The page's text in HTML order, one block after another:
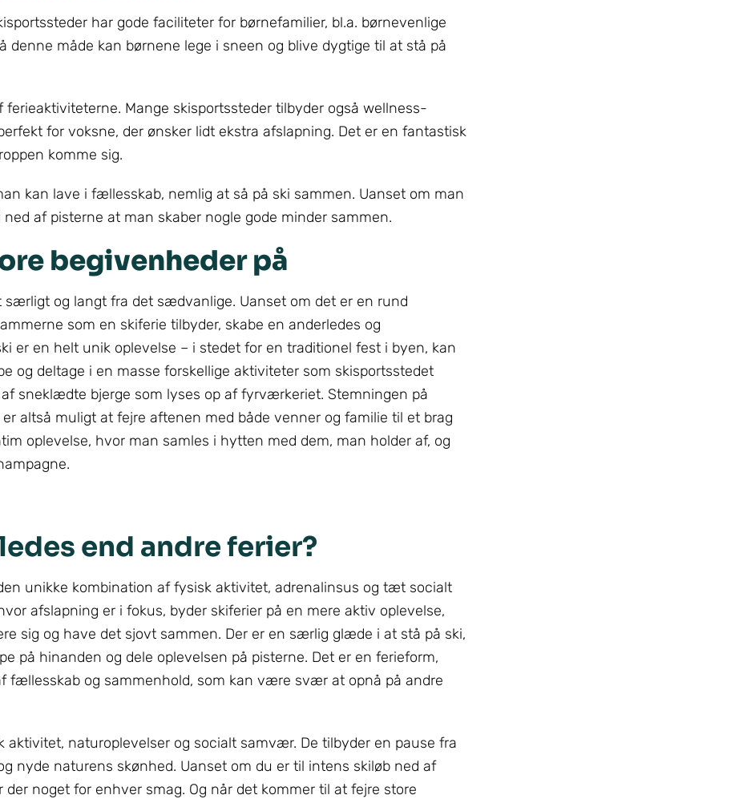
har gode faciliteter for børnefamilier, bl.a. børnevenlige
denne måde kan børnene lege i sneen og blive dygtige til at stå på
Mange skisportssteder tilbyder også wellness-
for voksne, der ønsker lidt ekstra afslapning. Det er en fantastisk
komme sig.
kan lave i fællesskab, nemlig at så på ski sammen. Uanset om man
af pisterne at man skaber nogle gode minder sammen.
begivenheder på
og langt fra det sædvanlige. Uanset om det er en rund
som en skiferie tilbyder, skabe en anderledes og
er en helt unik oplevelse – i stedet for en traditionel fest i byen, kan
og deltage i en masse forskellige aktiviteter som skisportsstedet
sneklædte bjerge som lyses op af fyrværkeriet. Stemningen på
altså muligt at fejre aftenen med både venner og familie til et brag
oplevelse, hvor man samles i hytten med dem, man holder af, og
end andre ferier?
unikke kombination af fysisk aktivitet, adrenalinsus og tæt socialt
afslapning er i fokus, byder skiferier på en mere aktiv oplevelse,
sig og have det sjovt sammen. Der er en særlig glæde i at stå på ski,
på hinanden og dele oplevelsen på pisterne. Det er en ferieform,
fællesskab og sammenhold, som kan være svær at opnå på andre
naturoplevelser og socialt samvær. De tilbyder en pause fra
nyde naturens skønhed. Uanset om du er til intens skiløb ned af
noget for enhver smag. Og når det kommer til at fejre store